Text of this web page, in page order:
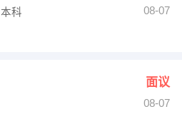
本科
08-07
面议
08-07